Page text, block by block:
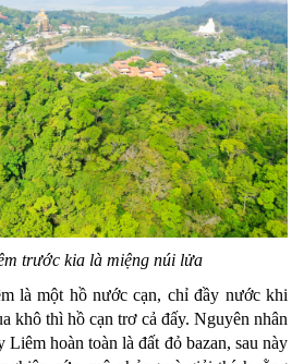
trước kia là miệng núi lửa
là một hồ nước cạn, chỉ đầy nước khi
khô thì hồ cạn trơ cả đấy. Nguyên nhân
hoàn toàn là đất đỏ bazan, sau này